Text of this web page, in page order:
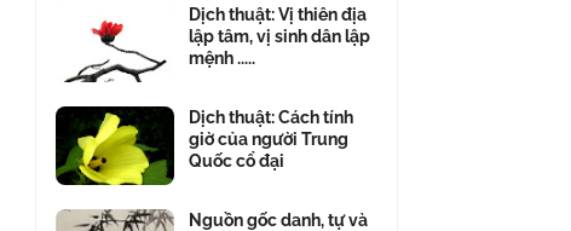
Dịch thuật: Vị thiên địa
lập tâm, vị sinh dân lập
mệnh .....
Dịch thuật: Cách tính
giờ của người Trung
Quốc cổ đại
Nguồn gốc danh, tự và